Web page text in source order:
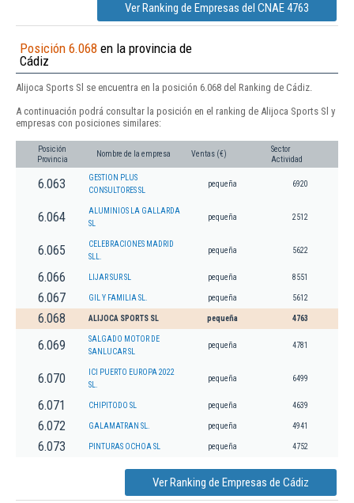
Ver Ranking de Empresas del CNAE 4763
Posición 6.068 en la provincia de
Cádiz
Alijoca Sports Sl se encuentra en la posición 6.068 del Ranking de Cádiz.
A continuación podrá consultar la posición en el ranking de Alijoca Sports Sl y
empresas con posiciones similares:
Posición
Provincia
Nombre de la empresa Ventas (€)
Sector
Actividad
6.063
GESTION PLUS
CONSULTORES SL
pequeña 6920
6.064
ALUMINIOS LA GALLARDA
SL
pequeña 2512
6.065
CELEBRACIONES MADRID
SLL.
pequeña 5622
6.066 LIJAR SUR SL pequeña 8551
6.067 GIL Y FAMILIA SL. pequeña 5612
6.068 ALIJOCA SPORTS SL pequeña 4763
6.069
SALGADO MOTOR DE
SANLUCAR SL
pequeña 4781
6.070
ICI PUERTO EUROPA 2022
SL.
pequeña 6499
6.071 CHIPITODO SL pequeña 4639
6.072 GALAMATRAN SL. pequeña 4941
6.073 PINTURAS OCHOA SL pequeña 4752
Ver Ranking de Empresas de Cádiz